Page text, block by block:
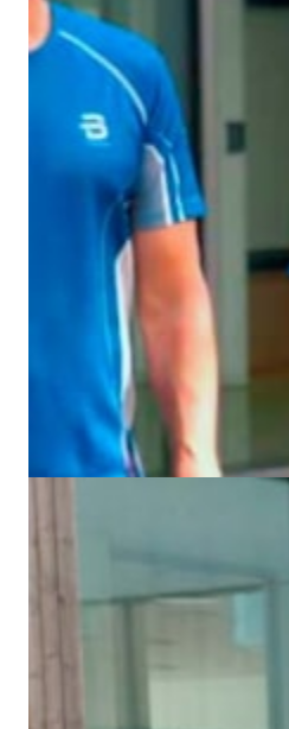
Nivå 3, uke 4
Du nærmer deg nå én måned
stolt av!